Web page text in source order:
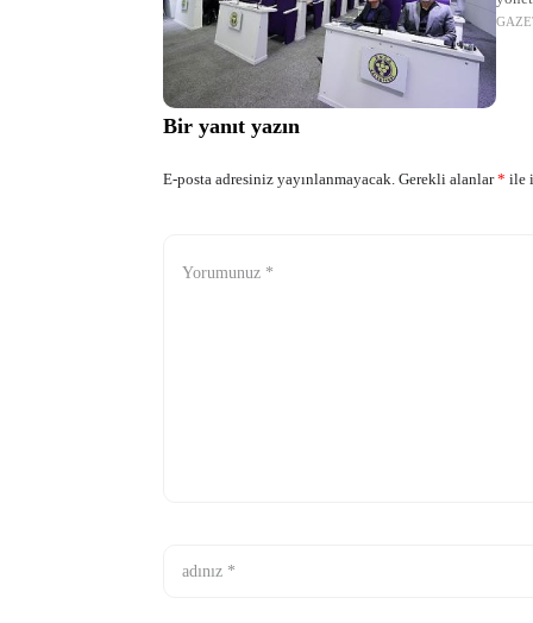
Bir yanıt yazın
E-posta adresiniz yayınlanmayacak. Gerekli alanlar* ile